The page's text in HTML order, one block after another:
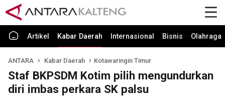
Artikel Kabar Daerah Internasional Bisnis Olahraga
ANTARA Kabar Daerah Kotawaringin Timur
Staf BKPSDM Kotim pilih mengundurkan
diri imbas perkara SK palsu